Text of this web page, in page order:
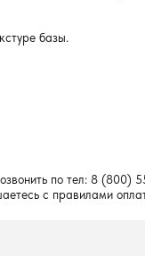
базы.
по тел: 8 (800)
с правилами